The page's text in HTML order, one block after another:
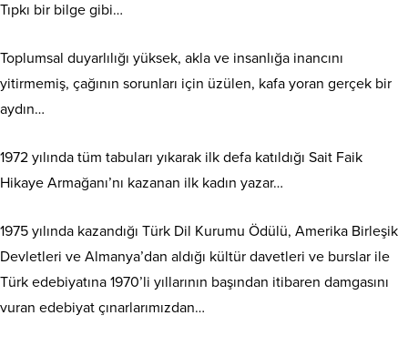
Tıpkı bir bilge gibi…
Toplumsal duyarlılığı yüksek, akla ve insanlığa inancını
yitirmemiş, çağının sorunları için üzülen, kafa yoran gerçek bir
aydın…
1972 yılında tüm tabuları yıkarak ilk defa katıldığı Sait Faik
Hikaye Armağanı’nı kazanan ilk kadın yazar…
1975 yılında kazandığı Türk Dil Kurumu Ödülü, Amerika Birleşik
Devletleri ve Almanya’dan aldığı kültür davetleri ve burslar ile
Türk edebiyatına 1970’li yıllarının başından itibaren damgasını
vuran edebiyat çınarlarımızdan…